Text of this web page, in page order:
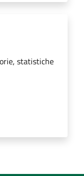
statistiche